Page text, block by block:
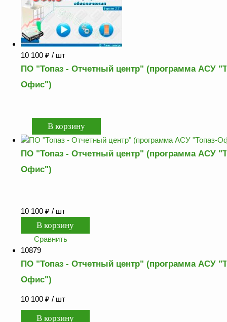
10 100 ₽ / шт
ПО "Топаз - Отчетный центр" (программа АСУ
Офис")
ПО "Топаз - Отчетный центр" (программа АСУ
Офис")
10 100 ₽ / шт
Сравнить
10879
ПО "Топаз - Отчетный центр" (программа АСУ
Офис")
10 100 ₽ / шт